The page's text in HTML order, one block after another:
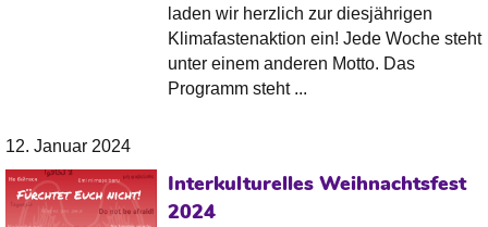
laden wir herzlich zur diesjährigen
Klimafastenaktion ein! Jede Woche steht
unter einem anderen Motto. Das
Programm steht ...
12. Januar 2024
Interkulturelles Weihnachtsfest
2024